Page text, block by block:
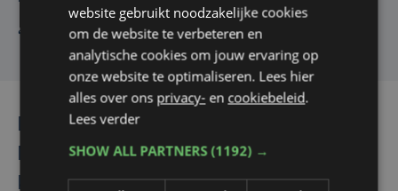
“Ik sta aan je zij en waak ook over jou.”
De publieke uitvaartplechtigheid van
Margriet Hermans zal, volgens haar wens,
komende woensdag 10 juni om 11 uur
website gebruikt noodzakelijke cookies
om de website te verbeteren en
analytische cookies om jouw ervaring op
onze website te optimaliseren. Lees hier
alles over ons privacy- en cookiebeleid.
Lees verder
SHOW ALL PARTNERS(1192) →